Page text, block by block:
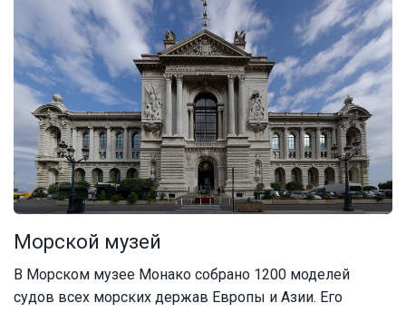
Морской музей
В Морском музее Монако собрано 1200 моделей
судов всех морских держав Европы и Азии. Его